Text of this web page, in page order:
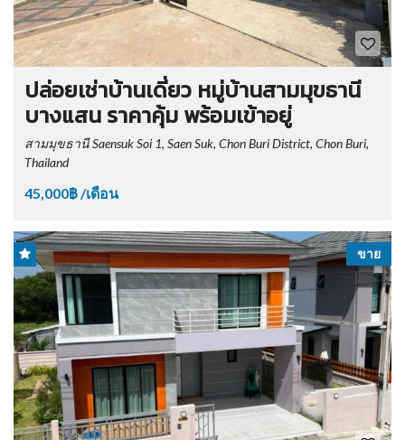
ปล่อยเช่าบ้านเดี่ยว หมู่บ้านสามมุขธานี
บางแสน ราคาคุ้ม พร้อมเข้าอยู่
สามมุขธานี Saensuk Soi 1, Saen Suk, Chon Buri District, Chon Buri,
Thailand
45,000฿ /เดือน
ขาย